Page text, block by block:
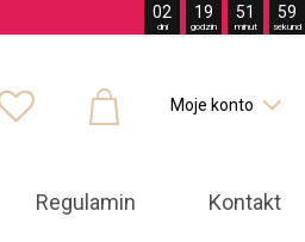
02
dni
19
godzin
51
minut
57
sekund
 Moje konto 
Regulamin Kontakt